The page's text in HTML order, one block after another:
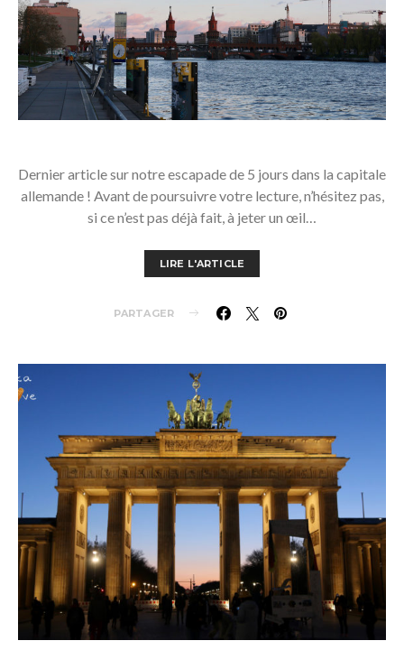
Dernier article sur notre escapade de 5 jours dans la capitale
allemande ! Avant de poursuivre votre lecture, n’hésitez pas,
si ce n’est pas déjà fait, à jeter un œil…
LIRE L'ARTICLE
PARTAGER